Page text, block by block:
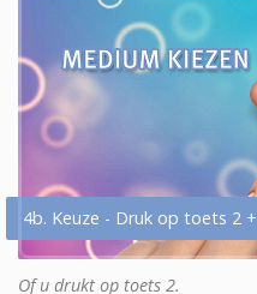
4b. Keuze - Druk op toets 2 +
Of u drukt op toets 2.